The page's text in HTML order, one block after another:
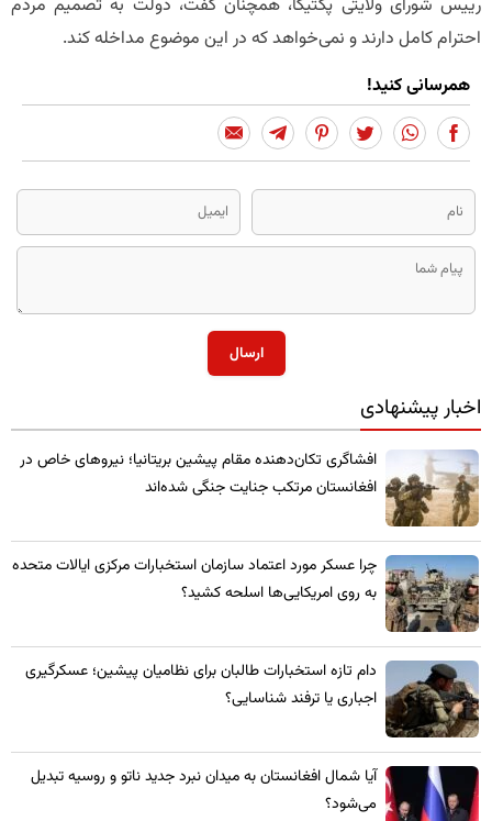
رییس شورای ولایتی پکتیکا، همچنان گفت، دولت به تصمیم مردم
احترام کامل دارند و نمی‌خواهد که در این موضوع مداخله کند.
همرسانی کنید!
ارسال
اخبار پیشنهادی
​افشاگری تکان‌دهنده مقام پیشین بریتانیا؛ نیروهای خاص در
افغانستان مرتکب جنایت جنگی شده‌اند
چرا عسکر مورد اعتماد سازمان استخبارات مرکزی ایالات متحده
به روی امریکایی‌ها اسلحه کشید؟
​دام تازه استخبارات طالبان برای نظامیان پیشین؛ عسکرگیری
اجباری یا ترفند شناسایی؟
​آیا شمال افغانستان به میدان نبرد جدید ناتو و روسیه تبدیل
می‌شود؟